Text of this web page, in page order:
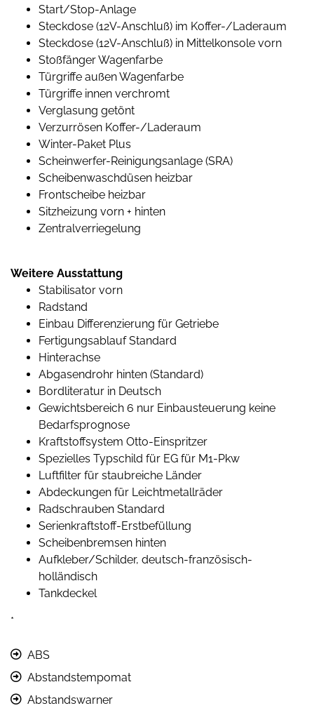
Start/Stop-Anlage
Steckdose (12V-Anschluß) im Koffer-/Laderaum
Steckdose (12V-Anschluß) in Mittelkonsole vorn
Stoßfänger Wagenfarbe
Türgriffe außen Wagenfarbe
Türgriffe innen verchromt
Verglasung getönt
Verzurrösen Koffer-/Laderaum
Winter-Paket Plus
Scheinwerfer-Reinigungsanlage (SRA)
Scheibenwaschdüsen heizbar
Frontscheibe heizbar
Sitzheizung vorn + hinten
Zentralverriegelung
Weitere Ausstattung
Stabilisator vorn
Radstand
Einbau Differenzierung für Getriebe
Fertigungsablauf Standard
Hinterachse
Abgasendrohr hinten (Standard)
Bordliteratur in Deutsch
Gewichtsbereich 6 nur Einbausteuerung keine
Bedarfsprognose
Kraftstoffsystem Otto-Einspritzer
Spezielles Typschild für EG für M1-Pkw
Luftfilter für staubreiche Länder
Abdeckungen für Leichtmetallräder
Radschrauben Standard
Serienkraftstoff-Erstbefüllung
Scheibenbremsen hinten
Aufkleber/Schilder, deutsch-französisch-
holländisch
Tankdeckel
*
ABS
Abstandstempomat
Abstandswarner